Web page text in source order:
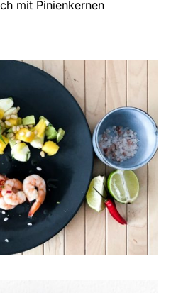
mit Pinienkernen